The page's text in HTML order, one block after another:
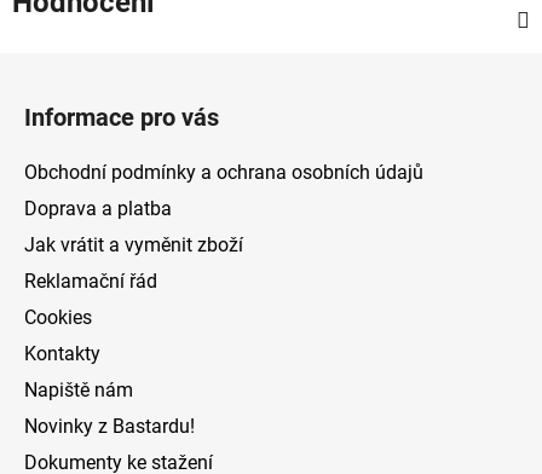
Informace pro vás
Obchodní podmínky a ochrana osobních údajů
Doprava a platba
Jak vrátit a vyměnit zboží
Reklamační řád
Cookies
Kontakty
Napiště nám
Novinky z Bastardu!
Dokumenty ke stažení